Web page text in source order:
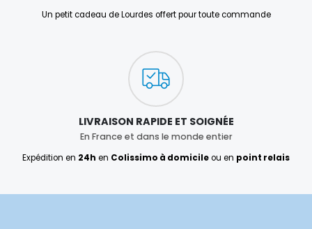
Un petit cadeau de Lourdes offert pour toute commande
LIVRAISON RAPIDE ET SOIGNÉE
En France et dans le monde entier
Expédition en 24h en Colissimo à domicileou en point relais